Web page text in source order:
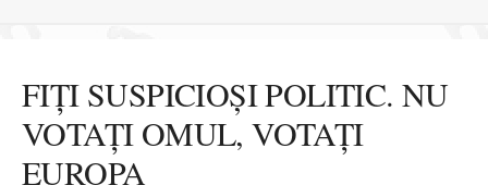
Stari afective
Zice Dunia
Călătorii
FIȚI SUSPICIOȘI POLITIC. NU
VOTAȚI OMUL, VOTAȚI
EUROPA